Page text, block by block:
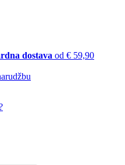
dostava od € 59,90